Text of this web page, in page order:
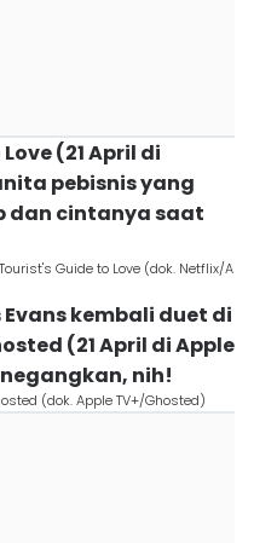
(21 April di
pebisnis yang
dan cintanya saat
Guide to Love (dok. Netflix/A
Evans kembali duet di
(21 April di Apple
nih!
(dok. Apple TV+/Ghosted)